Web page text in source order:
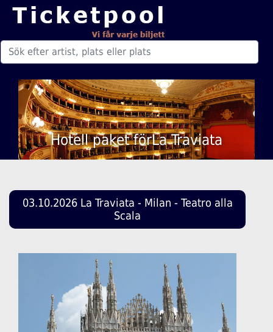
Hotell paket förLa Traviata
03.10.2026 La Traviata - Milan - Teatro alla
Scala